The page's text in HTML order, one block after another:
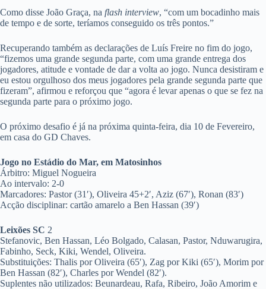
Como disse João Graça, na flash interview, “com um bocadinho mais
de tempo e de sorte, teríamos conseguido os três pontos.”
Recuperando também as declarações de Luís Freire no fim do jogo,
“fizemos uma grande segunda parte, com uma grande entrega dos
jogadores, atitude e vontade de dar a volta ao jogo. Nunca desistiram e
eu estou orgulhoso dos meus jogadores pela grande segunda parte que
fizeram”, afirmou e reforçou que “agora é levar apenas o que se fez na
segunda parte para o próximo jogo.
O próximo desafio é já na próxima quinta-feira, dia 10 de Fevereiro,
em casa do GD Chaves.
Jogo no Estádio do Mar, em Matosinhos
Árbitro: Miguel Nogueira
Ao intervalo: 2-0
Marcadores: Pastor (31′), Oliveira 45+2′, Aziz (67′), Ronan (83′)
Acção disciplinar: cartão amarelo a Ben Hassan (39′)
Leixões SC 2
Stefanovic, Ben Hassan, Léo Bolgado, Calasan, Pastor, Nduwarugira,
Fabinho, Seck, Kiki, Wendel, Oliveira.
Substituições: Thalis por Oliveira (65′), Zag por Kiki (65′), Morim por
Ben Hassan (82′), Charles por Wendel (82′).
Suplentes não utilizados: Beunardeau, Rafa, Ribeiro, João Amorim e